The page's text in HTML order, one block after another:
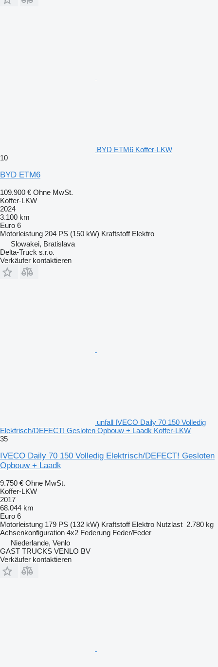
BYD ETM6 Koffer-LKW
10
BYD ETM6
109.900 € Ohne MwSt.
Koffer-LKW
2024
3.100 km
Euro 6
Motorleistung 204 PS (150 kW) Kraftstoff Elektro
Slowakei, Bratislava
Delta-Truck s.r.o.
Verkäufer kontaktieren
unfall IVECO Daily 70 150 Volledig
Elektrisch/DEFECT! Gesloten Opbouw + Laadk Koffer-LKW
35
IVECO Daily 70 150 Volledig Elektrisch/DEFECT! Gesloten
Opbouw + Laadk
9.750 € Ohne MwSt.
Koffer-LKW
2017
68.044 km
Euro 6
Motorleistung 179 PS (132 kW) Kraftstoff Elektro Nutzlast 2.780 kg
Achsenkonfiguration 4x2 Federung Feder/Feder
Niederlande, Venlo
GAST TRUCKS VENLO BV
Verkäufer kontaktieren